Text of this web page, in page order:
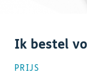
Ik bestel
PRIJS